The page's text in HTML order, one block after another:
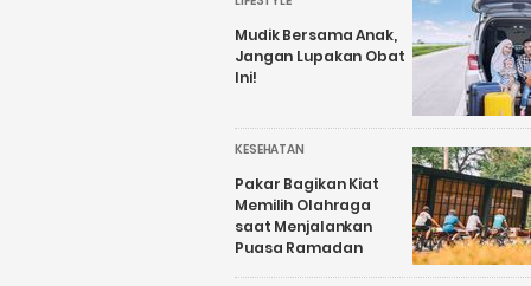
Mudik Bersama Anak,
Jangan Lupakan Obat
Ini!
KESEHATAN
Pakar Bagikan Kiat
Memilih Olahraga
saat Menjalankan
Puasa Ramadan